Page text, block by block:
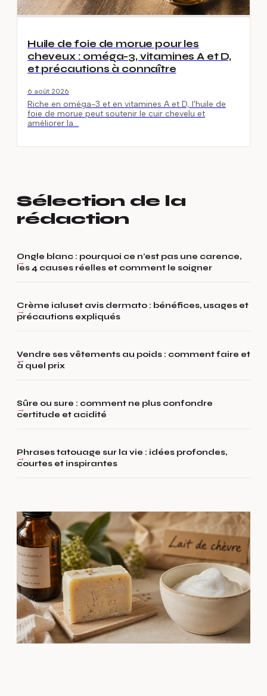
Huile de foie de morue pour les
cheveux : oméga-3, vitamines A et D,
et précautions à connaître
6 août 2026
Riche en oméga-3 et en vitamines A et D, l’huile de
foie de morue peut soutenir le cuir chevelu et
améliorer la…
Sélection de la
rédaction
Ongle blanc : pourquoi ce n'est pas une carence,
les 4 causes réelles et comment le soigner
Crème ialuset avis dermato : bénéfices, usages et
précautions expliqués
Vendre ses vêtements au poids : comment faire et
à quel prix
Sûre ou sure : comment ne plus confondre
certitude et acidité
Phrases tatouage sur la vie : idées profondes,
courtes et inspirantes